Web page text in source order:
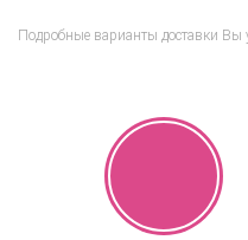
Подробные варианты доставки